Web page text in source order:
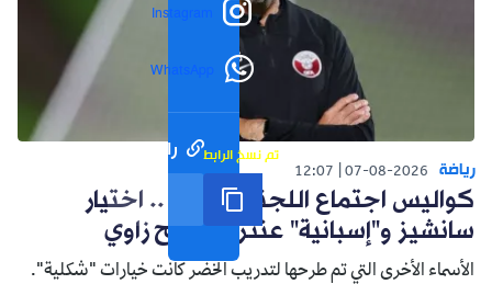
Instagram
WhatsApp
رابط مختصر تم نسخ الرابط
رياضة 07-08-2026
12:07
كواليس اجتماع اللجنة التقنية .. اختيار
سانشيز و"إسبانية" عنتر وترشيح زاوي
الأسماء الأخرى التي تم طرحها لتدريب الخضر كانت خيارات "شكلية".